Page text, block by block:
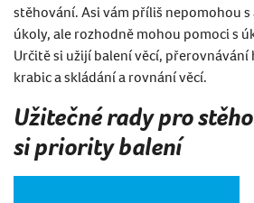
stěhování. Asi vám příliš nepomohou
úkoly, ale rozhodně mohou pomoci s
Určitě si užijí balení věcí,
krabic a skládání a rovnání věcí.
Užitečné rady pro
si priority balení